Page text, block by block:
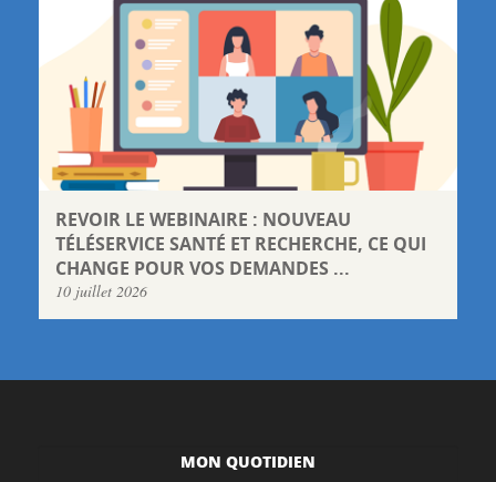
REVOIR LE WEBINAIRE : NOUVEAU
TÉLÉSERVICE SANTÉ ET RECHERCHE, CE QUI
CHANGE POUR VOS DEMANDES ...
10 juillet 2026
MON QUOTIDIEN